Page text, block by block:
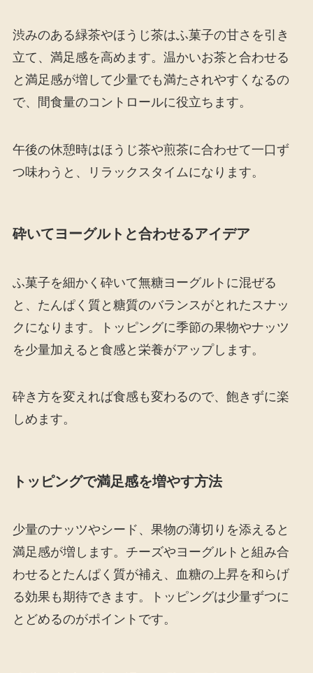
渋みのある緑茶やほうじ茶はふ菓子の甘さを引き
立て、満足感を高めます。温かいお茶と合わせる
と満足感が増して少量でも満たされやすくなるの
で、間食量のコントロールに役立ちます。
午後の休憩時はほうじ茶や煎茶に合わせて一口ず
つ味わうと、リラックスタイムになります。
砕いてヨーグルトと合わせるアイデア
ふ菓子を細かく砕いて無糖ヨーグルトに混ぜる
と、たんぱく質と糖質のバランスがとれたスナッ
クになります。トッピングに季節の果物やナッツ
を少量加えると食感と栄養がアップします。
砕き方を変えれば食感も変わるので、飽きずに楽
しめます。
トッピングで満足感を増やす方法
少量のナッツやシード、果物の薄切りを添えると
満足感が増します。チーズやヨーグルトと組み合
わせるとたんぱく質が補え、血糖の上昇を和らげ
る効果も期待できます。トッピングは少量ずつに
とどめるのがポイントです。